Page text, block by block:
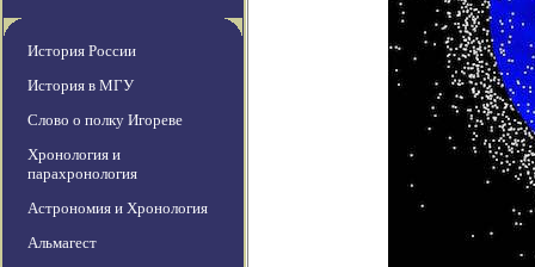
История России
История в МГУ
Слово о полку Игореве
Хронология и
парахронология
Астрономия и Хронология
Альмагест